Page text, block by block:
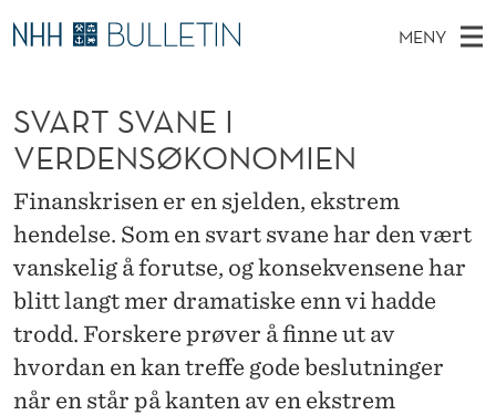
S
V
A
R
T
S
V
A
N
E
MENY
V
E
D
M
E
N
Y
K
I
N
E
T
S
T
E
E
Stipendiater og nye forskerprofiler
Disputaser
Ekspertutvalg
Om Bulletin
SVART SVANE I
VERDENSØKONOMIEN
Finanskrisen er en sjelden, ekstrem
hendelse. Som en svart svane har den vært
vanskelig å forutse, og konsekvensene har
blitt langt mer dramatiske enn vi hadde
trodd. Forskere prøver å finne ut av
hvordan en kan treffe gode beslutninger
når en står på kanten av en ekstrem